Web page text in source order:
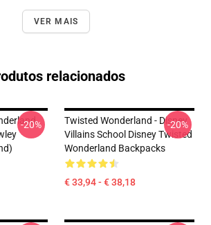
VER MAIS
relacionados
-20%
Twisted Wonderland - Disney
Villains School Disney Twisted
Wonderland Backpacks
€ 33,94 - € 38,18
-20%